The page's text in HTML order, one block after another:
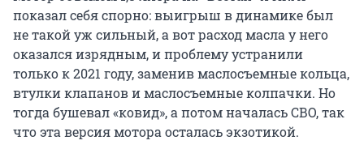
показал себя спорно: выигрыш в динамике был
не такой уж сильный, а вот расход масла у него
оказался изрядным, и проблему устранили
только к 2021 году, заменив маслосъемные кольца,
втулки клапанов и маслосъемные колпачки. Но
тогда бушевал «ковид», а потом началась СВО, так
что эта версия мотора осталась экзотикой.